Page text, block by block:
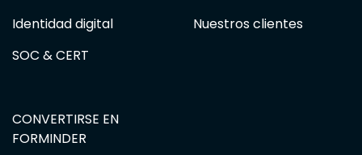
Identidad digital
SOC & CERT
Nuestros clientes
CONVERTIRSE EN
FORMINDER